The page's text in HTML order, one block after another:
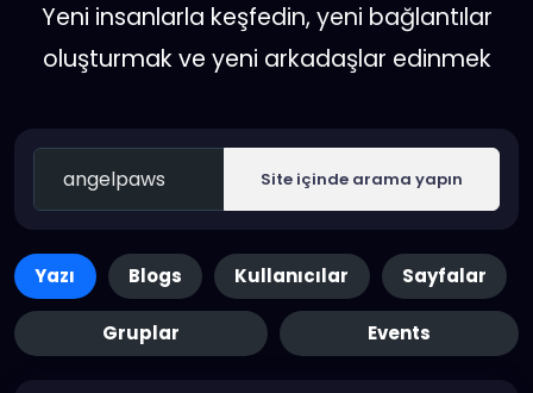
Yeni insanlarla keşfedin, yeni bağlantılar
oluşturmak ve yeni arkadaşlar edinmek
Site içinde arama yapın
Yazı Blogs Kullanıcılar Sayfalar
Gruplar Events